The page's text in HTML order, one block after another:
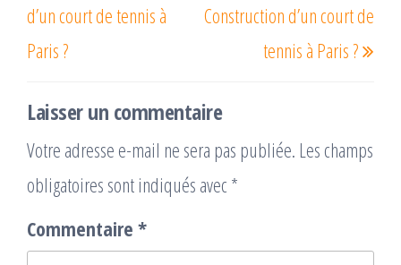
d’un court de tennis à
Paris ?
Construction d’un court de
tennis à Paris ?
Laisser un commentaire
Votre adresse e-mail ne sera pas publiée. Les champs
obligatoires sont indiqués avec *
Commentaire *